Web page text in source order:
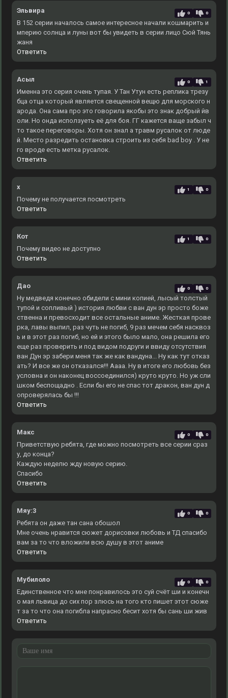
Эльвира 0 0
В 152 серии началось самое интересное начали кошмарить и
мперию солнца и луны вот бы увидеть в серии лицо Сюй Тянь
жаня
Ответить
Асыл 0 1
Именна это серия очень тупая. У Тан Утун есть реплика трезу
бца отца который является свещенной вещю для морского н
арода. Она сама про это говорила якобы это знак добрый йв
оли. Но онда исползуеть её для боя. ГГ кажется ваще забыл ч
то такое переговоры. Хотя он знал а травм русалок от люде
й. Место разредить остановка строить из себя bad boy . У не
го вроде есть метка русалок.
Ответить
x 1 0
Почему не получается посмотреть
Ответить
Кот 1 0
Почему видео не доступно
Ответить
Дао 0 0
Ну медведя конечно обидели с мини копией, лысый толстый
тупой и сопливый ) история любви с ван дун эр просто боже
ственна и превосходит все остальные аниме. Жесткая прове
рка, лавы выпил, раз чуть не погиб, 9 раз мечем себя насквоз
ь и в этот раз погиб, но ей и этого было мало, она решила его
еще раз проверить и под видом подруги и ввиду отсутствия
ван Дун эр забери меня так же как вандуна... Ну как тут отказ
ать? И все же он отказался!!! Аааа. Ну в итоге его любовь без
условна и он наконец воссоединился) круто круто. Но уж сли
шком беспощадно . Если бы его не спас тот дракон, ван дун д
опроверялась бы !!!
Ответить
Макс 0 0
Приветствую ребята, где можно посмотреть все серии сраз
у, до конца?
Каждую неделю жду новую серию.
Спасибо
Ответить
Мяу:3 0 0
Ребята он даже тан сана обошол
Мне очень нравится сюжет дорисовки любовь и ТД спасибо
вам за то что вложили всю душу в этот аниме
Ответить
Мубилоло 0 0
Единственное что мне понравилось это суй счёт ши и конечн
о мая львица до сих пор злюсь на того кто пишет этот сюже
т за то что она погибла напрасно бесит хотя бы сань ши жив
Ответить